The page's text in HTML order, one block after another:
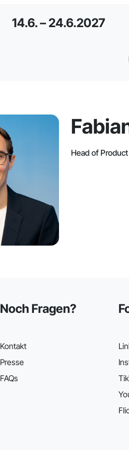
14.6. – 24.6.2027
Head of
Noch Fragen?
Kontakt
Presse
FAQs